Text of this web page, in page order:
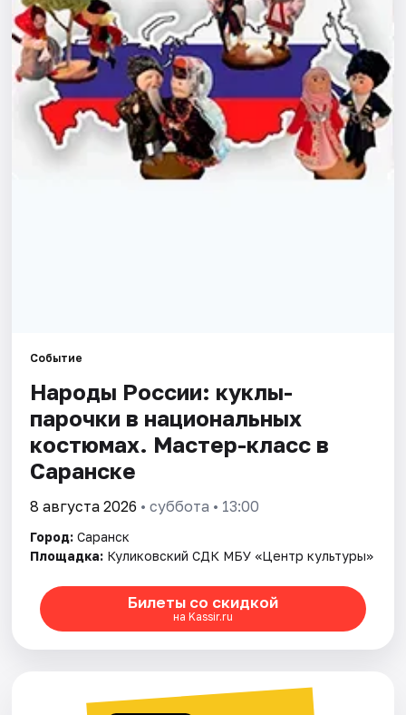
Площадки
Артисты
Рейтинги
Событие
Народы России: куклы-
парочки в национальных
костюмах. Мастер-класс в
Саранске
8 августа 2026 • суббота • 13:00
Город: Саранск
Площадка: Куликовский СДК МБУ «Центр культуры»
Билеты со скидкой
на Kassir.ru